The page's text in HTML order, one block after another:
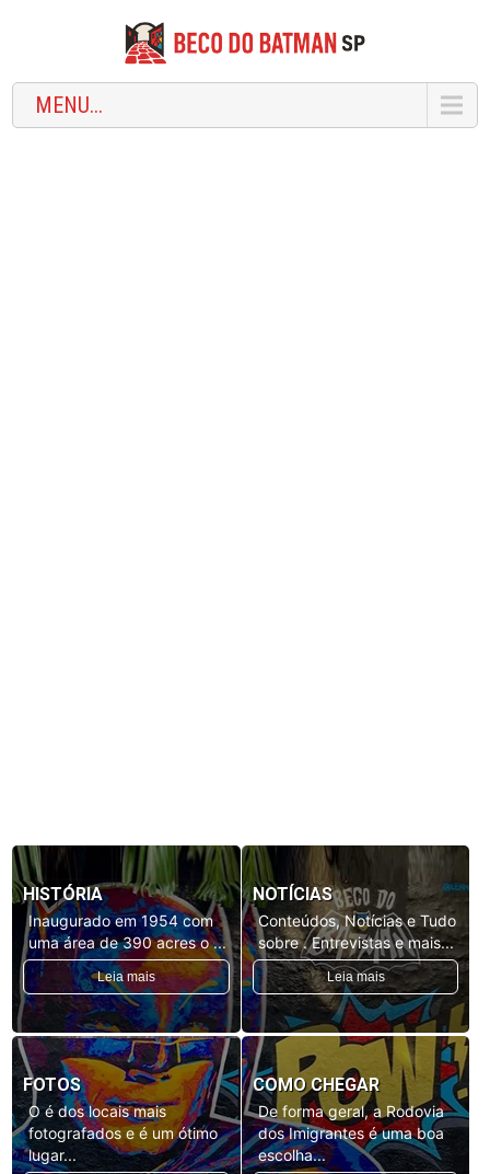
MENU...
HISTÓRIA
Inaugurado em 1954 com
uma área de 390 acres o ...
Leia mais
NOTÍCIAS
Conteúdos, Notícias e Tudo
sobre . Entrevistas e mais...
Leia mais
FOTOS
O é dos locais mais
fotografados e é um ótimo
lugar...
COMO CHEGAR
De forma geral, a Rodovia
dos Imigrantes é uma boa
escolha...